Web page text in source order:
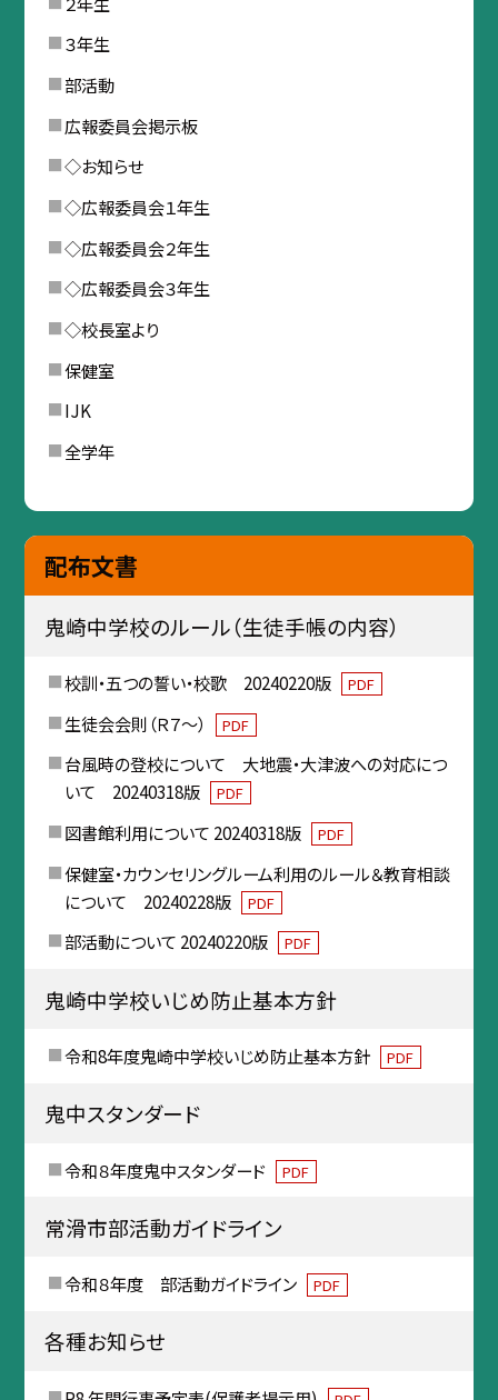
３年生
部活動
広報委員会掲示板
◇お知らせ
◇広報委員会１年生
◇広報委員会２年生
◇広報委員会３年生
◇校長室より
保健室
IJK
全学年
配布文書
鬼崎中学校のルール（生徒手帳の内容）
校訓・五つの誓い・校歌 20240220版 PDF
生徒会会則（Ｒ７～） PDF
台風時の登校について 大地震・大津波への対応につ
いて 20240318版
PDF
図書館利用について 20240318版 PDF
保健室・カウンセリングルーム利用のルール＆教育相談
について 20240228版
PDF
部活動について 20240220版 PDF
鬼崎中学校いじめ防止基本方針
令和8年度鬼崎中学校いじめ防止基本方針 PDF
鬼中スタンダード
令和８年度鬼中スタンダード PDF
常滑市部活動ガイドライン
令和８年度 部活動ガイドライン PDF
各種お知らせ